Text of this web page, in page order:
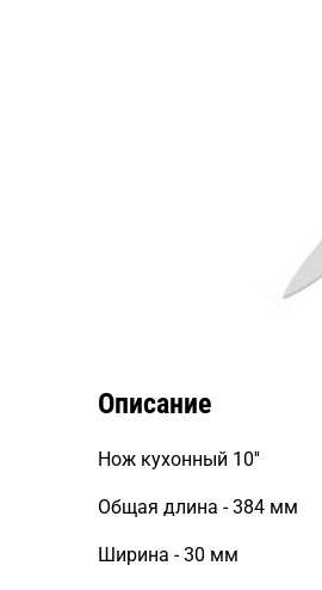
Описание
Нож кухонный 10''
Общая длина - 384 мм
Ширина - 30 мм